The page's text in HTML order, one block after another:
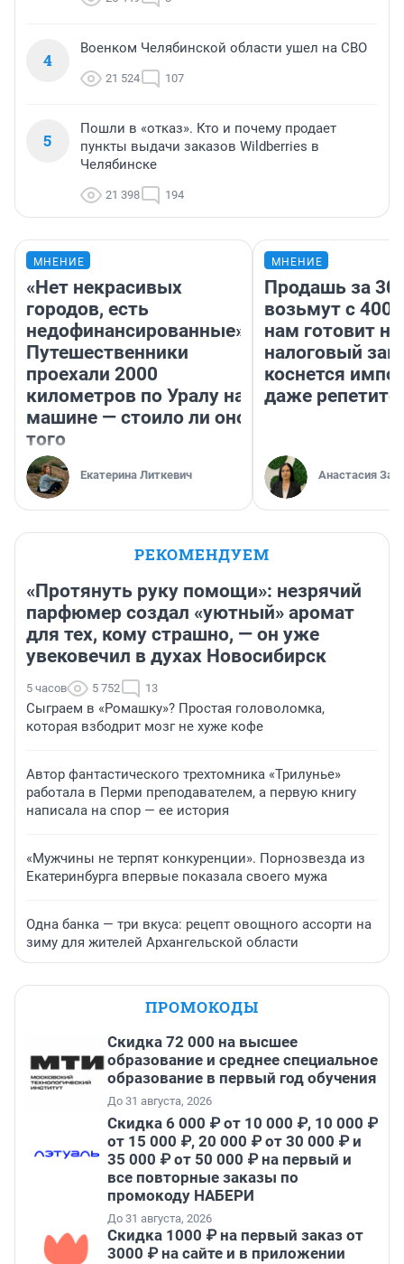
4
Военком Челябинской области ушел на СВО
21 524 107
5
Пошли в «отказ». Кто и почему продает
пункты выдачи заказов Wildberries в
Челябинске
21 398 194
МНЕНИЕ
«Нет некрасивых
городов, есть
недофинансированные».
Путешественники
проехали 2000
километров по Уралу на
машине — стоило ли оно
того
Екатерина Литкевич
МНЕНИЕ
Продашь за
возьмут с
нам готовит
налоговый
коснется
даже
Анастасия
РЕКОМЕНДУЕМ
«Протянуть руку помощи»: незрячий
парфюмер создал «уютный» аромат
для тех, кому страшно, — он уже
увековечил в духах Новосибирск
5 часов 5 752 13
Сыграем в «Ромашку»? Простая головоломка,
которая взбодрит мозг не хуже кофе
Автор фантастического трехтомника «Трилунье»
работала в Перми преподавателем, а первую книгу
написала на спор — ее история
«Мужчины не терпят конкуренции». Порнозвезда из
Екатеринбурга впервые показала своего мужа
Одна банка — три вкуса: рецепт овощного ассорти на
зиму для жителей Архангельской области
ПРОМОКОДЫ
Скидка 72 000 на высшее
образование и среднее специальное
образование в первый год обучения
До 31 августа, 2026
Скидка 6 000 ₽ от 10 000 ₽, 10 000 ₽
от 15 000 ₽, 20 000 ₽ от 30 000 ₽ и
35 000 ₽ от 50 000 ₽ на первый и
все повторные заказы по
промокоду НАБЕРИ
До 31 августа, 2026
Скидка 1000 ₽ на первый заказ от
3000 ₽ на сайте и в приложении